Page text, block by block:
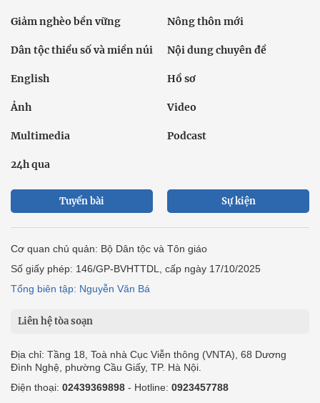
Giảm nghèo bền vững Nông thôn mới
Dân tộc thiểu số và miền núi Nội dung chuyên đề
English Hồ sơ
Ảnh Video
Multimedia Podcast
24h qua
Tuyến bài Sự kiện
Cơ quan chủ quản: Bộ Dân tộc và Tôn giáo
Số giấy phép: 146/GP-BVHTTDL, cấp ngày 17/10/2025
Tổng biên tập: Nguyễn Văn Bá
Liên hệ tòa soạn
Địa chỉ: Tầng 18, Toà nhà Cục Viễn thông (VNTA), 68 Dương
Đình Nghệ, phường Cầu Giấy, TP. Hà Nội.
Điện thoại: 02439369898 - Hotline: 0923457788